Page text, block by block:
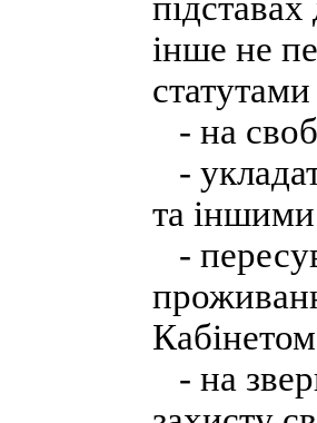
інше не
- на
-
та іншими
-
- на